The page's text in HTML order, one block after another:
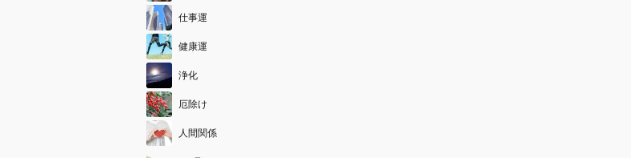
仕事運
健康運
浄化
厄除け
人間関係